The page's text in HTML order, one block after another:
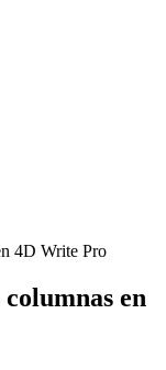
4D Write Pro
en